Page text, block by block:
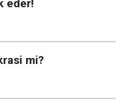
eder!
mi?